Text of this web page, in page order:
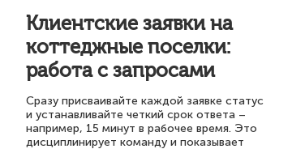
Клиентские заявки на
коттеджные поселки:
работа с запросами
Сразу присваивайте каждой заявке статус
и устанавливайте четкий срок ответа –
например, 15 минут в рабочее время. Это
дисциплинирует команду и показывает